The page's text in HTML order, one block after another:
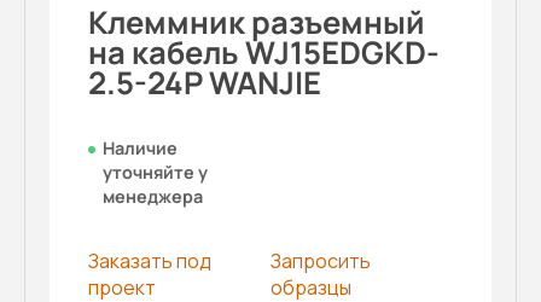
Клеммник разъемный
на кабель WJ15EDGKD-
2.5-24P WANJIE
Наличие
уточняйте у
менеджера
Заказать под
проект
Запросить
образцы